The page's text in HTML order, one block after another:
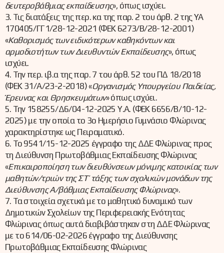
δευτεροβάθμιας εκπαίδευσης», όπως ισχύει.
3. Τις διατάξεις της περ. κα της παρ. 2 του άρθ. 2 της ΥΑ
170405/ΓΓ1/28-12-2021 (ΦΕΚ 6273/Β/28-12-2001)
«Καθορισμός των ειδικότερων καθηκόντων και
αρμοδιοτήτων των Διευθυντών Εκπαίδευσης», όπως
ισχύει.
4. Την περ. ιβ.α της παρ. 7 του άρθ. 52 του ΠΔ 18/2018
(ΦΕΚ 31/Α/23-2-2018) «Οργανισμός Υπουργείου Παιδείας,
Έρευνας και Θρησκευμάτων» όπως ισχύει.
5. Την 158255/Δ6/04-12-2025 Υ.Α. (ΦΕΚ 6656/Β/10-12-
2025) με την οποία το 3ο Ημερήσιο Γυμνάσιο Φλώρινας
χαρακτηρίστηκε ως Πειραματικό.
6. Το 9541/15-12-2025 έγγραφο της ΔΔΕ Φλώρινας προς
τη Διεύθυνση Πρωτοβάθμιας Εκπαίδευσης Φλώρινας
«Επικαιροποίηση των διευθύνσεων μόνιμης κατοικίας των
μαθητών/τριών της ΣΤ’ τάξης των σχολικών μονάδων της
Διεύθυνσης Α/βάθμιας Εκπαίδευσης Φλώρινας».
7. Τα στοιχεία σχετικά με το μαθητικό δυναμικό των
Δημοτικών Σχολείων της Περιφερειακής Ενότητας
Φλώρινας όπως αυτά διαβιβάστηκαν στη ΔΔΕ Φλώρινας
με το 614/06-02-2026 έγγραφο της Διεύθυνσης
Πρωτοβάθμιας Εκπαίδευσης Φλώρινας